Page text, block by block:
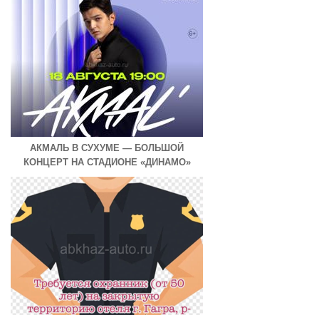
АКМАЛЬ В СУХУМЕ — БОЛЬШОЙ
КОНЦЕРТ НА СТАДИОНЕ «ДИНАМО»